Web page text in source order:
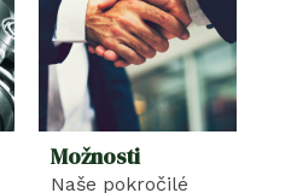
Možnosti
Naše pokročilé